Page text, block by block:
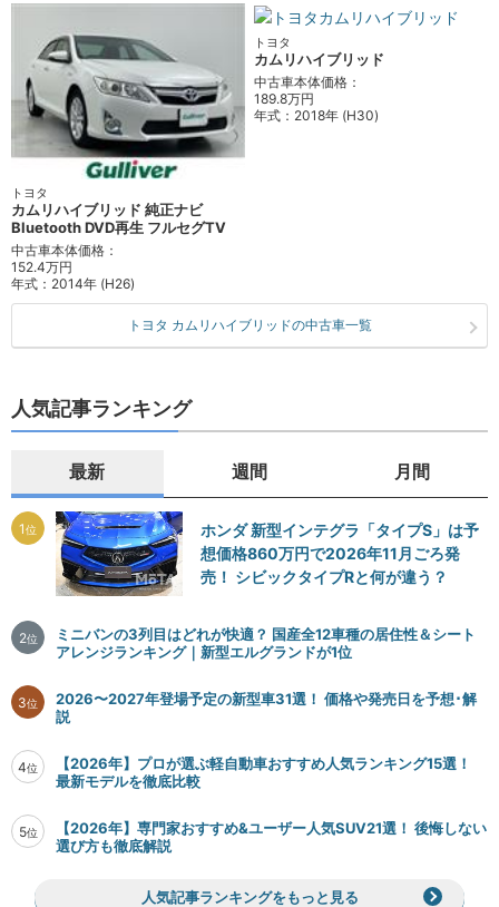
トヨタ
カムリハイブリッド 純正ナビ
Bluetooth DVD再生 フルセグTV
中古車本体価格：
152.4万円
年式： 2014年 (H26)
トヨタ
カムリハイブリッド
中古車本体価格：
189.8万円
年式： 2018年 (H30)
トヨタ カムリハイブリッドの中古車一覧
人気記事ランキング
最新 週間 月間
1位
ホンダ 新型インテグラ「タイプS」は予
想価格860万円で2026年11月ごろ発
売！ シビックタイプRと何が違う？
2位
ミニバンの3列目はどれが快適？ 国産全12車種の居住性＆シート
アレンジランキング｜新型エルグランドが1位
3位
2026〜2027年登場予定の新型車31選！ 価格や発売日を予想･解
説
4位
【2026年】プロが選ぶ軽自動車おすすめ人気ランキング15選！
最新モデルを徹底比較
5位
【2026年】専門家おすすめ&ユーザー人気SUV21選！ 後悔しない
選び方も徹底解説
人気記事ランキングをもっと見る